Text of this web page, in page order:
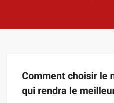
Comment choisir le
qui rendra le